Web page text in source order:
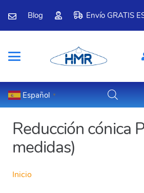
Blog Envío GRATIS
Español ▼
Reducción cónica
medidas)
Inicio